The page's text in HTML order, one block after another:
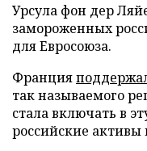
Урсула фон дер
замороженных
для Евросоюза.
Франция
так называемого
стала включать в
российские активы